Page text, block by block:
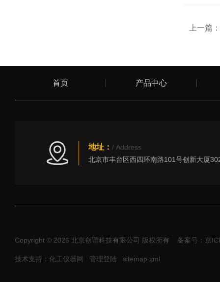
上一篇：
首页 产品中心
地址： / Address
Copyright © 2026 北京创谱科技有限公司 版权所有 备案号：京
技术支持：化工仪器网 管理登陆 sitemap.xml